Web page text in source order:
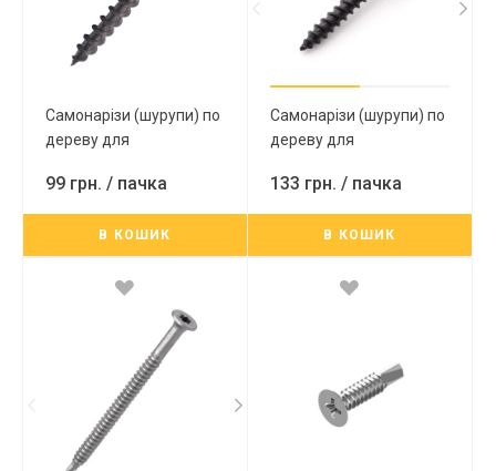
Самонарізи (шурупи) по
дереву для
мм (250шт)
99 грн. / пачка
В КОШИК
Самонарізи (шурупи) по
дереву для
мм (250шт)
133 грн. / пачка
В КОШИК